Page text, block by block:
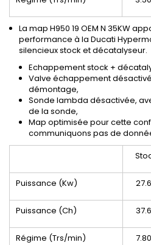
La map H950 19 OEM N 35KW
performance à la Ducati
silencieux stock et décatalyseur.
Echappement stock +
Valve échappement
démontage,
Sonde lambda désactivée,
de la sonde,
Map optimisée pour cette
communiquons pas de
Puissance (Kw)
Puissance (Ch)
Régime (Trs/min)